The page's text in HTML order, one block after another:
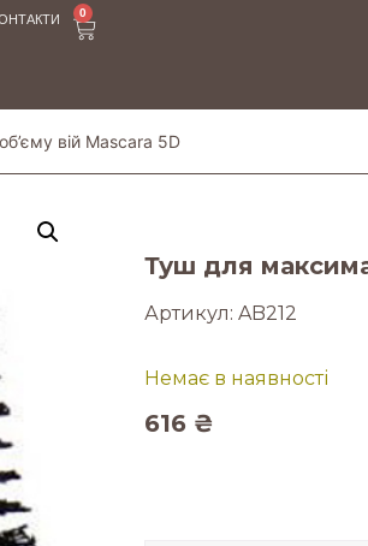
0
вій Mascara 5D
Туш для
616 ₴
Немає в наявності
Артикул: AB212